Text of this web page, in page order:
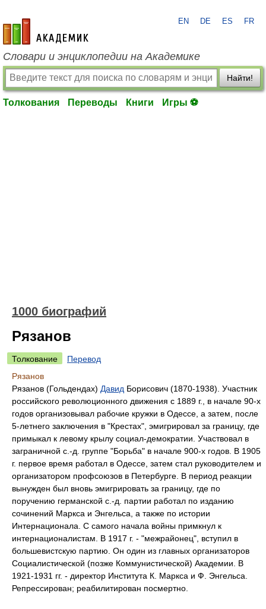
academic.ru
EN DE ES FR
Словари и энциклопедии на Академике
Найти!
Толкования Переводы Книги Игры ⚽
1000 биографий
Рязанов
Толкование
Перевод
Рязанов
Рязанов (Гольдендах) Давид Борисович (1870-1938). Участник
российского революционного движения с 1889 г., в начале 90-х
годов организовывал рабочие кружки в Одессе, а затем, после
5-летнего заключения в "Крестах", эмигрировал за границу, где
примыкал к левому крылу социал-демократии. Участвовал в
заграничной с.-д. группе "Борьба" в начале 900-х годов. В 1905
г. первое время работал в Одессе, затем стал руководителем и
организатором профсоюзов в Петербурге. В период реакции
вынужден был вновь эмигрировать за границу, где по
поручению германской с.-д. партии работал по изданию
сочинений Маркса и Энгельса, а также по истории
Интернационала. С самого начала войны примкнул к
интернационалистам. В 1917 г. - "межрайонец", вступил в
большевистскую партию. Он один из главных организаторов
Социалистической (позже Коммунистической) Академии. В
1921-1931 гг. - директор Института К. Маркса и Ф. Энгельса.
Репрессирован; реабилитирован посмертно.